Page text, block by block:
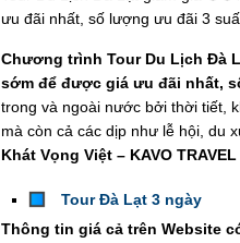
ưu đãi nhất, số lượng ưu đãi 3
Chương trình Tour Du Lịch Đà
sớm để được giá ưu đãi nhất,
trong và ngoài nước bởi thời tiết,
mà còn cả các dịp như lễ hội, du
Khát Vọng Việt – KAVO TRAVEL
Tour Đà Lạt 3 ngày
Thông tin giá cả trên Website